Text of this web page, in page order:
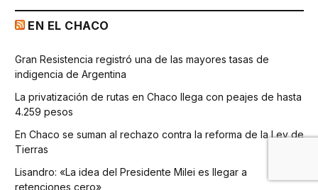
EN EL CHACO
Gran Resistencia registró una de las mayores tasas de
indigencia de Argentina
La privatización de rutas en Chaco llega con peajes de hasta
4.259 pesos
En Chaco se suman al rechazo contra la reforma de la Ley de
Tierras
Lisandro: «La idea del Presidente Milei es llegar a
retenciones cero»